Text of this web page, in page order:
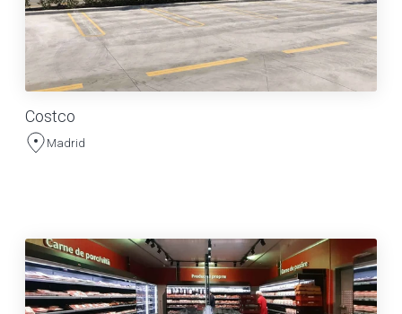
Costco
Madrid